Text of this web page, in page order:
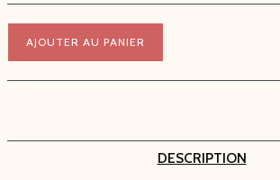
AJOUTER AU PANIER
DESCRIPTION